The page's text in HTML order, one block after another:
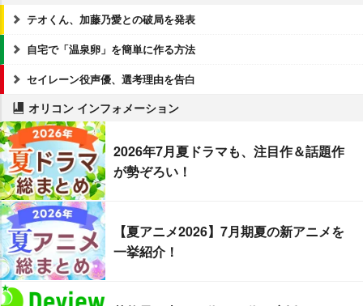
テオくん、加藤乃愛との破局を発表
自宅で「温泉卵」を簡単に作る方法
セイレーン役声優、選考理由を告白
オリコン インフォメーション
2026年7月夏ドラマも、注目作＆話題作
が勢ぞろい！
【夏アニメ2026】7月期夏の新アニメを
一挙紹介！